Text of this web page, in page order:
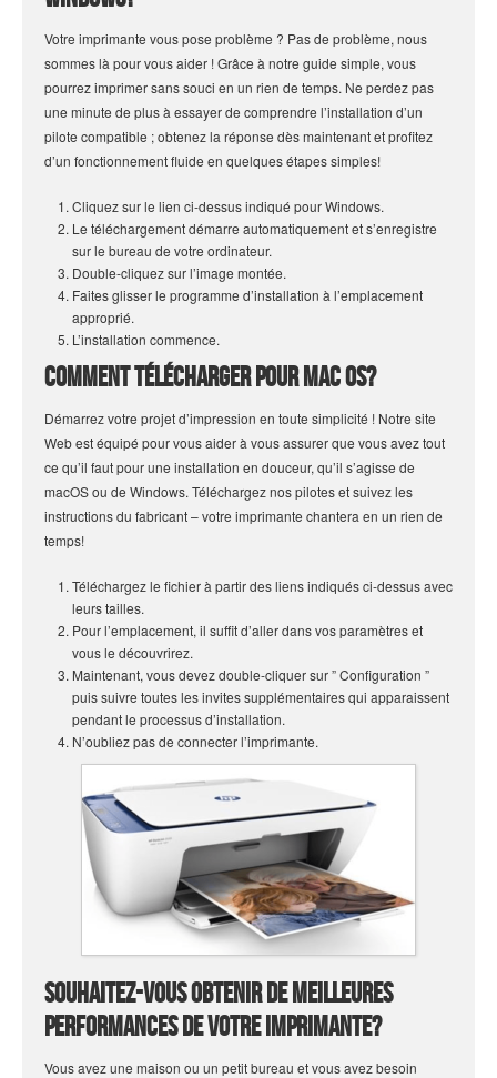
Votre imprimante vous pose problème ? Pas de problème, nous
sommes là pour vous aider ! Grâce à notre guide simple, vous
pourrez imprimer sans souci en un rien de temps. Ne perdez pas
une minute de plus à essayer de comprendre l’installation d’un
pilote compatible ; obtenez la réponse dès maintenant et profitez
d’un fonctionnement fluide en quelques étapes simples!
Cliquez sur le lien ci-dessus indiqué pour Windows.
Le téléchargement démarre automatiquement et s’enregistre
sur le bureau de votre ordinateur.
Double-cliquez sur l’image montée.
Faites glisser le programme d’installation à l’emplacement
approprié.
L’installation commence.
Comment télécharger pour Mac OS?
Démarrez votre projet d’impression en toute simplicité ! Notre site
Web est équipé pour vous aider à vous assurer que vous avez tout
ce qu’il faut pour une installation en douceur, qu’il s’agisse de
macOS ou de Windows. Téléchargez nos pilotes et suivez les
instructions du fabricant – votre imprimante chantera en un rien de
temps!
Téléchargez le fichier à partir des liens indiqués ci-dessus avec
leurs tailles.
Pour l’emplacement, il suffit d’aller dans vos paramètres et
vous le découvrirez.
Maintenant, vous devez double-cliquer sur ” Configuration ”
puis suivre toutes les invites supplémentaires qui apparaissent
pendant le processus d’installation.
N’oubliez pas de connecter l’imprimante.
Souhaitez-vous obtenir de meilleures
performances de votre imprimante?
Vous avez une maison ou un petit bureau et vous avez besoin